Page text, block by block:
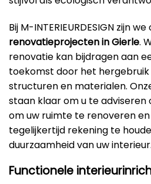
Bij M-INTERIEURDESIGN zijn
renovatieprojecten in Gierle.
renovatie kan bijdragen aan
toekomst door het
structuren en materialen.
staan klaar om u te
om uw ruimte te renoveren
tegelijkertijd rekening te
duurzaamheid van uw interieur.
Functionele